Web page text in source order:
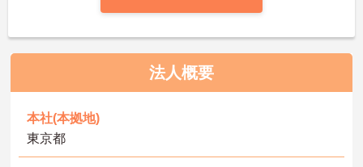
法人概要
本社(本拠地)
東京都